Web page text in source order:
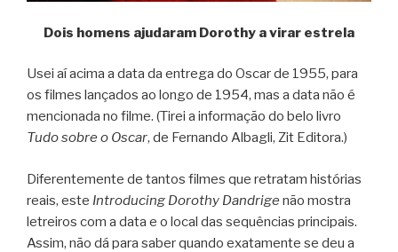
Dois homens ajudaram Dorothy a virar estrela
Usei aí acima a data da entrega do Oscar de 1955, para
os filmes lançados ao longo de 1954, mas a data não é
mencionada no filme. (Tirei a informação do belo livro
Tudo sobre o Oscar, de Fernando Albagli, Zit Editora.)
Diferentemente de tantos filmes que retratam histórias
reais, este Introducing Dorothy Dandrige não mostra
letreiros com a data e o local das sequências principais.
Assim, não dá para saber quando exatamente se deu a